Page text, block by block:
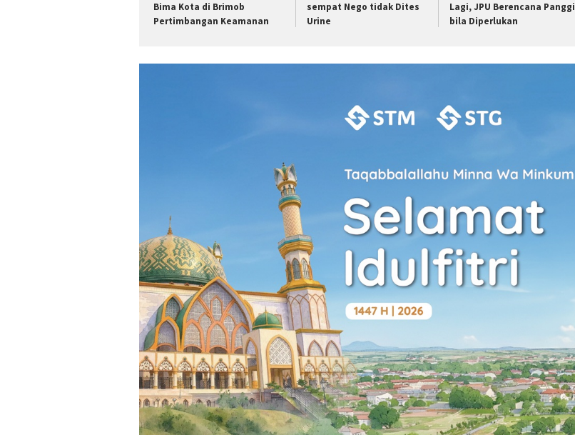
Bima Kota di Brimob
Pertimbangan Keamanan
sempat Nego tidak Dites
Urine
Lagi, JPU Berencana
bila Diperlukan